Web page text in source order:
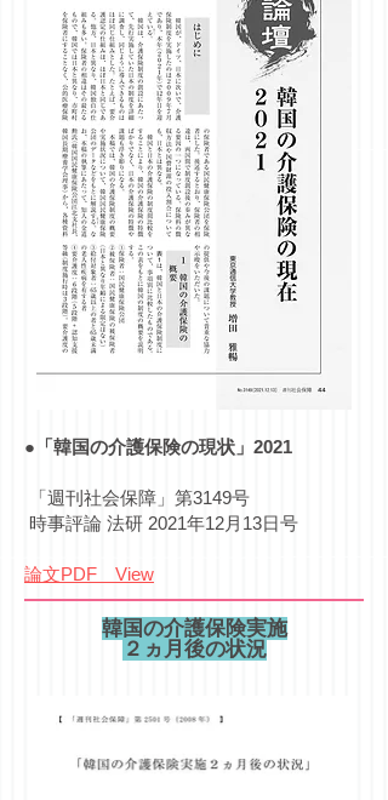
●「韓国の介護保険の現状」2021
「週刊社会保障」第3149号
時事評論 法研 2021年12月13日号
論文PDF View
韓国の介護保険実施
２ヵ月後の状況